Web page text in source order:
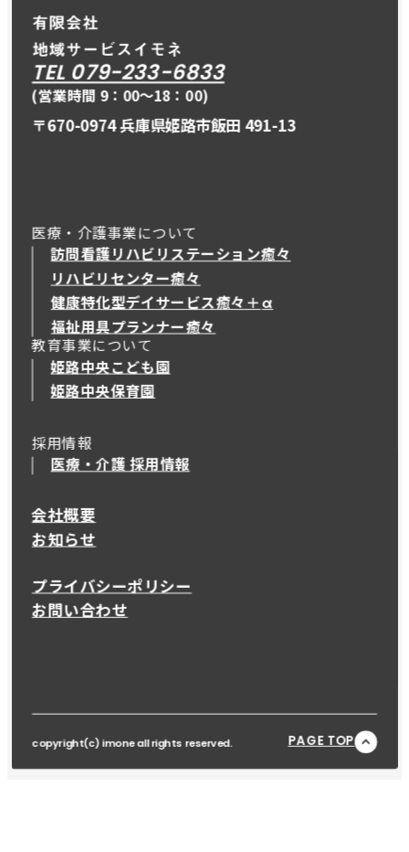
TEL 079-233-6833
(営業時間 9：00〜18：00)
〒670-0974 兵庫県姫路市飯田 491-13
医療・介護事業について
訪問看護リハビリステーション癒々
リハビリセンター癒々
健康特化型デイサービス癒々＋α
健康特化型デイサービス癒々＋
福祉用具プランナー癒々
教育事業について
姫路中央こども園
姫路中央保育園
採用情報
医療・介護 採用情報
会社概要
お知らせ
プライバシーポリシー
お問い合わせ
copyright(c) imone all rights reserved. PAGE TOP